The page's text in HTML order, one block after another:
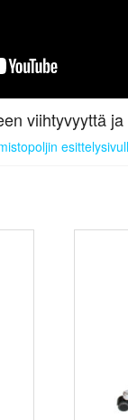
viihtyvyyttä